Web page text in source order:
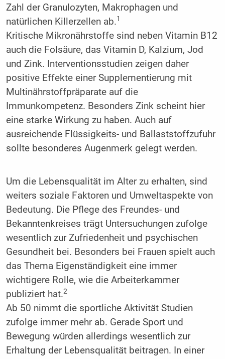
Zahl der Granulozyten, Makrophagen und
natürlichen Killerzellen ab.1
Kritische Mikronährstoffe sind neben Vitamin B12
auch die Folsäure, das Vitamin D, Kalzium, Jod
und Zink. Interventionsstudien zeigen daher
positive Effekte einer Supplementierung mit
Multinährstoffpräparate auf die
Immunkompetenz. Besonders Zink scheint hier
eine starke Wirkung zu haben. Auch auf
ausreichende Flüssigkeits- und Ballaststoffzufuhr
sollte besonderes Augenmerk gelegt werden.
Um die Lebensqualität im Alter zu erhalten, sind
weiters soziale Faktoren und Umweltaspekte von
Bedeutung. Die Pflege des Freundes- und
Bekanntenkreises trägt Untersuchungen zufolge
wesentlich zur Zufriedenheit und psychischen
Gesundheit bei. Besonders bei Frauen spielt auch
das Thema Eigenständigkeit eine immer
wichtigere Rolle, wie die Arbeiterkammer
publiziert hat.2
Ab 50 nimmt die sportliche Aktivität Studien
zufolge immer mehr ab. Gerade Sport und
Bewegung würden allerdings wesentlich zur
Erhaltung der Lebensqualität beitragen. In einer